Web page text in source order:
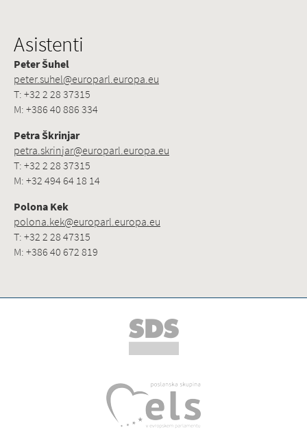
Asistenti
Peter Šuhel
peter.suhel@europarl.europa.eu
T: +32 2 28 37315
M: +386 40 886 334
Petra Škrinjar
petra.skrinjar@europarl.europa.eu
T: +32 2 28 37315
M: +32 494 64 18 14
Polona Kek
polona.kek@europarl.europa.eu
T: +32 2 28 47315
M: +386 40 672 819